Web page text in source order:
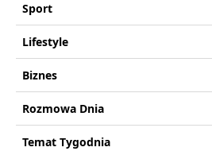
Sport
Lifestyle
Biznes
Rozmowa Dnia
Temat Tygodnia